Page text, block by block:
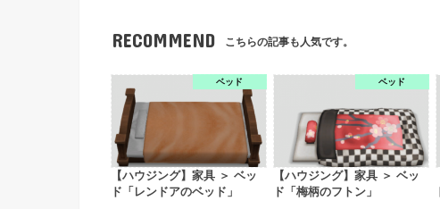
RECOMMEND こちらの記事も人気です。
ベッド
【ハウジング】家具 ＞ ベッ
ド「レンドアのベッド」
ベッド
【ハウジング】家具 ＞ ベッ
ド「梅柄のフトン」